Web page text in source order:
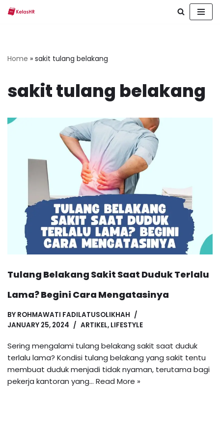
Home » sakit tulang belakang
sakit tulang belakang
Tulang Belakang Sakit Saat Duduk Terlalu
Lama? Begini Cara Mengatasinya
BY ROHMAWATI FADILATUSOLIKHAH
JANUARY 25, 2024
ARTIKEL, LIFESTYLE
Sering mengalami tulang belakang sakit saat duduk
terlalu lama? Kondisi tulang belakang yang sakit tentu
membuat duduk menjadi tidak nyaman, terutama bagi
pekerja kantoran yang… Read More »